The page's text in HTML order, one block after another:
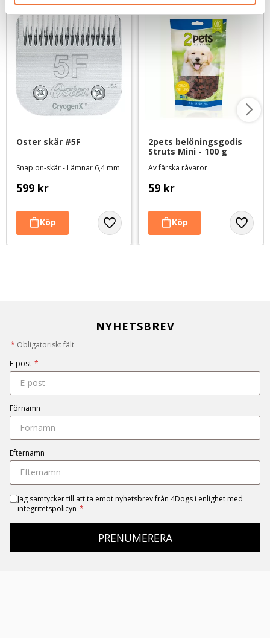
Oster skär #5F
Snap on-skär - Lämnar 6,4 mm
599 kr
2pets belöningsgodis
Struts Mini - 100 g
Av färska råvaror
59 kr
NYHETSBREV
* Obligatoriskt fält
E-post *
Förnamn
Efternamn
Jag samtycker till att ta emot nyhetsbrev från 4Dogs i enlighet med
integritetspolicyn *
PRENUMERERA